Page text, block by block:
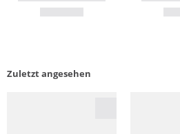
Zuletzt angesehen